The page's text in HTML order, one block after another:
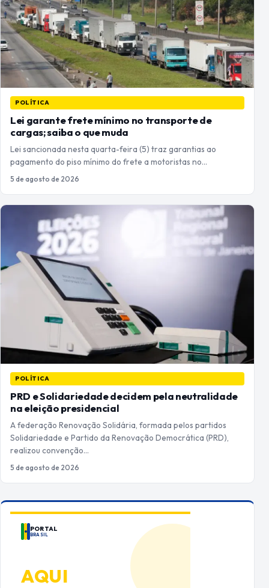
POLÍTICA
Lei garante frete mínimo no transporte de
cargas; saiba o que muda
Lei sancionada nesta quarta-feira (5) traz garantias ao
pagamento do piso mínimo do frete a motoristas no…
5 de agosto de 2026
POLÍTICA
PRD e Solidariedade decidem pela neutralidade
na eleição presidencial
A federação Renovação Solidária, formada pelos partidos
Solidariedade e Partido da Renovação Democrática (PRD),
realizou convenção…
5 de agosto de 2026
PORTAL
BRASIL
AQUI